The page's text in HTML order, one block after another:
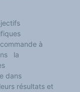
à
la
dans
résultats et